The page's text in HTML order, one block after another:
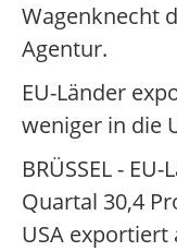
Wagenknecht
Agentur.
EU-Länder
weniger in die
BRÜSSEL -
Quartal 30,4
USA